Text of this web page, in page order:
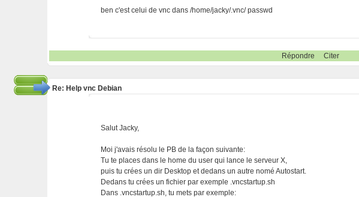
ben c'est celui de vnc dans /home/jacky/.vnc/ passwd
Répondre Citer
Re: Help vnc Debian
Salut Jacky,
Moi j'avais résolu le PB de la façon suivante:
Tu te places dans le home du user qui lance le serveur X,
puis tu crées un dir Desktop et dedans un autre nomé Autostart.
Dedans tu crées un fichier par exemple .vncstartup.sh
Dans .vncstartup.sh, tu mets par exemple: